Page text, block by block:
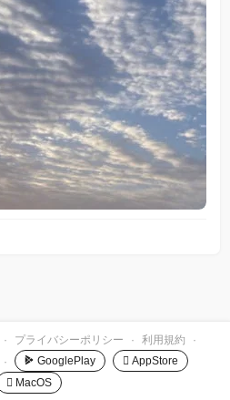
· プライバシーポリシー · 利用規約
·
· GooglePlay
 AppStore
 MacOS